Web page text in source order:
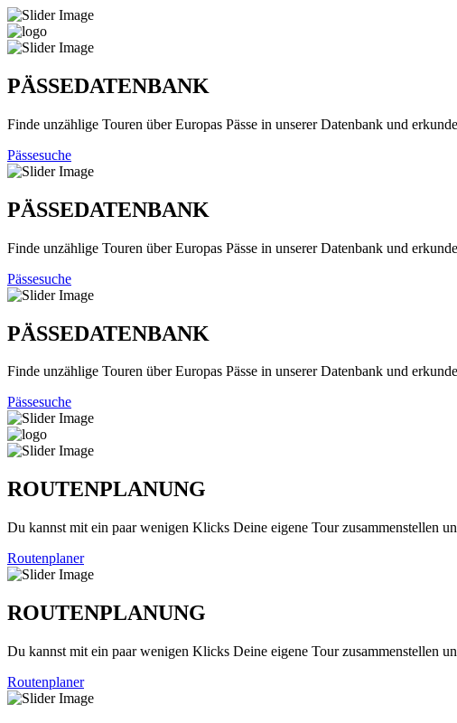
PÄSSEDATENBANK
Finde unzählige Touren über Europas Pässe in unserer Datenbank und
Pässesuche
PÄSSEDATENBANK
Finde unzählige Touren über Europas Pässe in unserer Datenbank und
Pässesuche
PÄSSEDATENBANK
Finde unzählige Touren über Europas Pässe in unserer Datenbank und
Pässesuche
ROUTENPLANUNG
Du kannst mit ein paar wenigen Klicks Deine eigene Tour zusammenstellen
Routenplaner
ROUTENPLANUNG
Du kannst mit ein paar wenigen Klicks Deine eigene Tour zusammenstellen
Routenplaner